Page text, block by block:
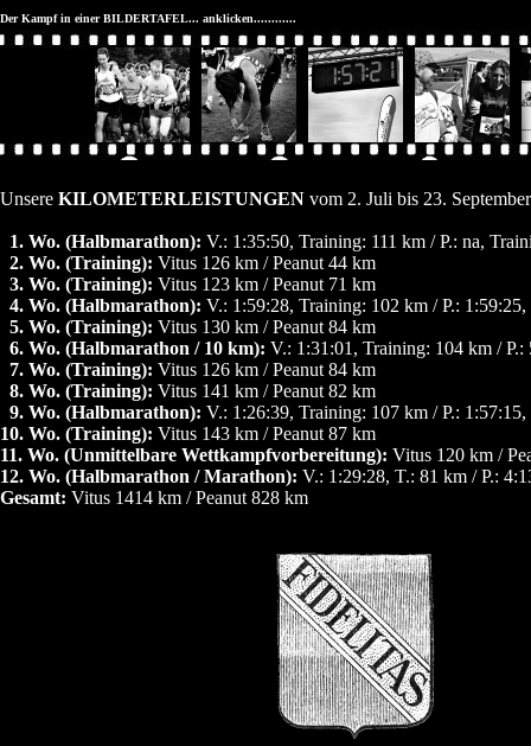
Der Kampf in einer BILDERTAFEL... anklicken............
Unsere KILOMETERLEISTUNGEN vom 2. Juli bis 23.
1. Wo. (Halbmarathon): V.: 1:35:50, Training: 111 km / P.: na,
2. Wo. (Training): Vitus 126 km / Peanut 44 km
3. Wo. (Training): Vitus 123 km / Peanut 71 km
4. Wo. (Halbmarathon): V.: 1:59:28, Training: 102 km / P.:
5. Wo. (Training): Vitus 130 km / Peanut 84 km
6. Wo. (Halbmarathon / 10 km): V.: 1:31:01, Training: 104 km / P.:
7. Wo. (Training): Vitus 126 km / Peanut 84 km
8. Wo. (Training): Vitus 141 km / Peanut 82 km
9. Wo. (Halbmarathon): V.: 1:26:39, Training: 107 km / P.:
10. Wo. (Training): Vitus 143 km / Peanut 87 km
11. Wo. (Unmittelbare Wettkampfvorbereitung): Vitus 120 km /
12. Wo. (Halbmarathon / Marathon): V.: 1:29:28, T.: 81 km / P.:
Gesamt: Vitus 1414 km / Peanut 828 km